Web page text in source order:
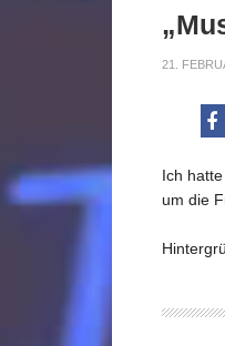
21.
Ich
um die